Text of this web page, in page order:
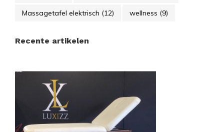
Massagetafel elektrisch (12) wellness (9)
Recente artikelen